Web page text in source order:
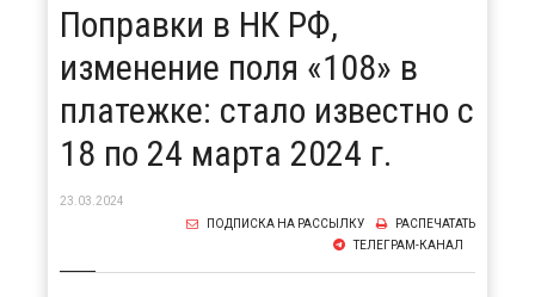
Поправки в НК РФ,
изменение поля «108» в
платежке: стало известно с
18 по 24 марта 2024 г.
23.03.2024
РАСПЕЧАТАТЬ
ПОДПИСКА НА РАССЫЛКУ
ТЕЛЕГРАМ-КАНАЛ